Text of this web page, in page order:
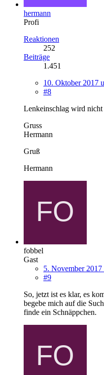
hermann
Profi
Reaktionen
252
Beiträge
1.451
10. Oktober 2017
#8
Lenkeinschlag wird nicht
Gruss
Hermann
Gruß
Hermann
fobbel
Gast
5. November 2017
#9
So, jetzt ist es klar, es
begebe mich auf die
finde ein Schnäppchen.